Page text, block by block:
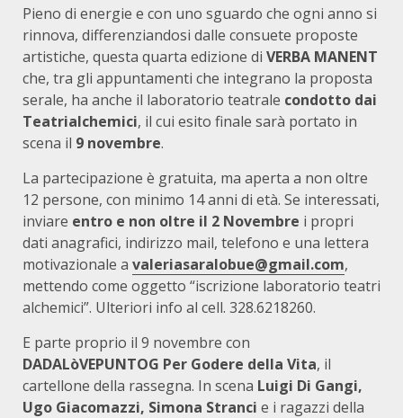
Pieno di energie e con uno sguardo che ogni anno si
rinnova, differenziandosi dalle consuete proposte
artistiche, questa quarta edizione di VERBA MANENT
che, tra gli appuntamenti che integrano la proposta
serale, ha anche il laboratorio teatrale condotto dai
Teatrialchemici, il cui esito finale sarà portato in
scena il 9 novembre.
La partecipazione è gratuita, ma aperta a non oltre
12 persone, con minimo 14 anni di età. Se interessati,
inviare entro e non oltre il 2 Novembre i propri
dati anagrafici, indirizzo mail, telefono e una lettera
motivazionale a valeriasaralobue@gmail.com,
mettendo come oggetto “iscrizione laboratorio teatri
alchemici”. Ulteriori info al cell. 328.6218260.
E parte proprio il 9 novembre con
DADALòVEPUNTOG Per Godere della Vita, il
cartellone della rassegna. In scena Luigi Di Gangi,
Ugo Giacomazzi, Simona Stranci e i ragazzi della